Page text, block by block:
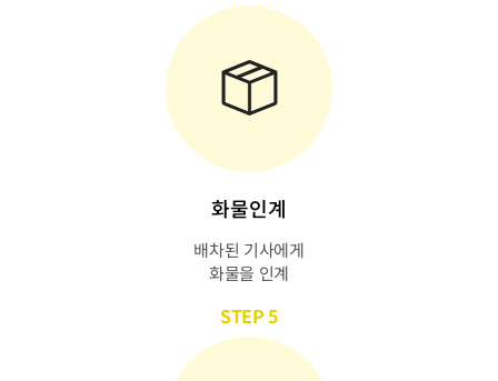
화물인계
배차된 기사에게
화물을 인계
STEP 5